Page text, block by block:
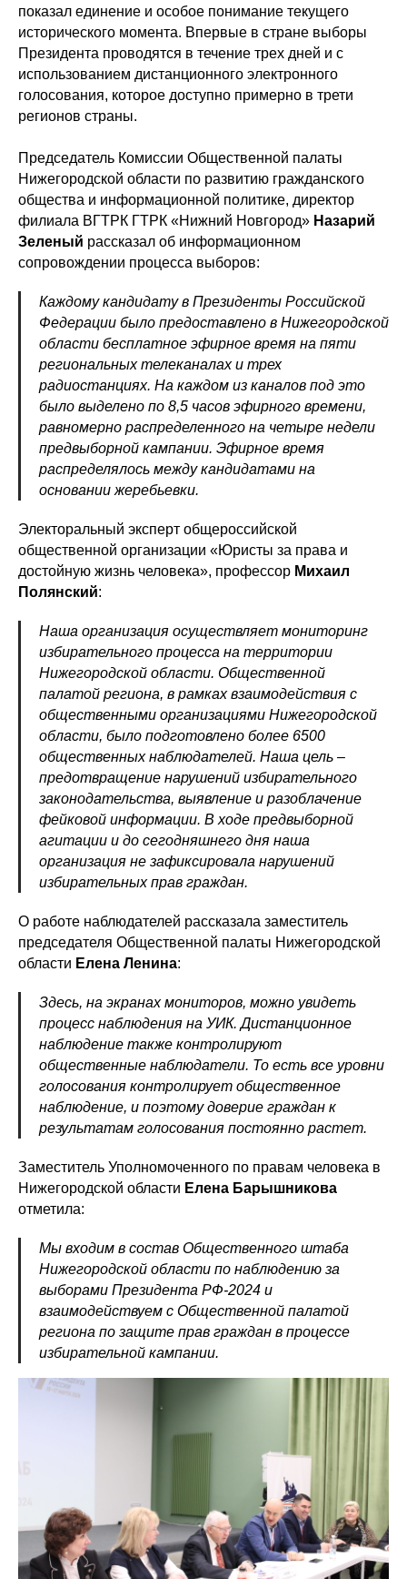
показал единение и особое понимание текущего
исторического момента. Впервые в стране выборы
Президента проводятся в течение трех дней и с
использованием дистанционного электронного
голосования, которое доступно примерно в трети
регионов страны.
Председатель Комиссии Общественной палаты
Нижегородской области по развитию гражданского
общества и информационной политике, директор
филиала ВГТРК ГТРК «Нижний Новгород» Назарий
Зеленый рассказал об информационном
сопровождении процесса выборов:
Каждому кандидату в Президенты Российской
Федерации было предоставлено в Нижегородской
области бесплатное эфирное время на пяти
региональных телеканалах и трех
радиостанциях. На каждом из каналов под это
было выделено по 8,5 часов эфирного времени,
равномерно распределенного на четыре недели
предвыборной кампании. Эфирное время
распределялось между кандидатами на
основании жеребьевки.
Электоральный эксперт общероссийской
общественной организации «Юристы за права и
достойную жизнь человека», профессор Михаил
Полянский:
Наша организация осуществляет мониторинг
избирательного процесса на территории
Нижегородской области. Общественной
палатой региона, в рамках взаимодействия с
общественными организациями Нижегородской
области, было подготовлено более 6500
общественных наблюдателей. Наша цель –
предотвращение нарушений избирательного
законодательства, выявление и разоблачение
фейковой информации. В ходе предвыборной
агитации и до сегодняшнего дня наша
организация не зафиксировала нарушений
избирательных прав граждан.
О работе наблюдателей рассказала заместитель
председателя Общественной палаты Нижегородской
области Елена Ленина:
Здесь, на экранах мониторов, можно увидеть
процесс наблюдения на УИК. Дистанционное
наблюдение также контролируют
общественные наблюдатели. То есть все уровни
голосования контролирует общественное
наблюдение, и поэтому доверие граждан к
результатам голосования постоянно растет.
Заместитель Уполномоченного по правам человека в
Нижегородской области Елена Барышникова
отметила:
Мы входим в состав Общественного штаба
Нижегородской области по наблюдению за
выборами Президента РФ-2024 и
взаимодействуем с Общественной палатой
региона по защите прав граждан в процессе
избирательной кампании.